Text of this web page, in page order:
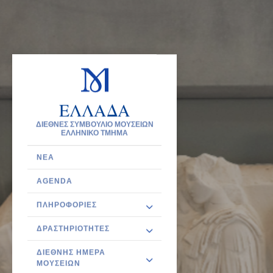
ΕΛΛΑΔΑ
ΔΙΕΘΝΕΣ ΣΥΜΒΟΥΛΙΟ ΜΟΥΣΕΙΩΝ
ΕΛΛΗΝΙΚΟ ΤΜΗΜΑ
ΝΈΑ
AGENDA
ΠΛΗΡΟΦΟΡΊΕΣ
ΔΡΑΣΤΗΡΙΌΤΗΤΕΣ
ΔΙΕΘΝΉΣ ΗΜΈΡΑ
ΜΟΥΣΕΊΩΝ